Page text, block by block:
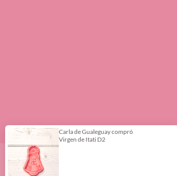
Copyright DeliPrint - Cortantes y
Defensa de las y los consumidores.